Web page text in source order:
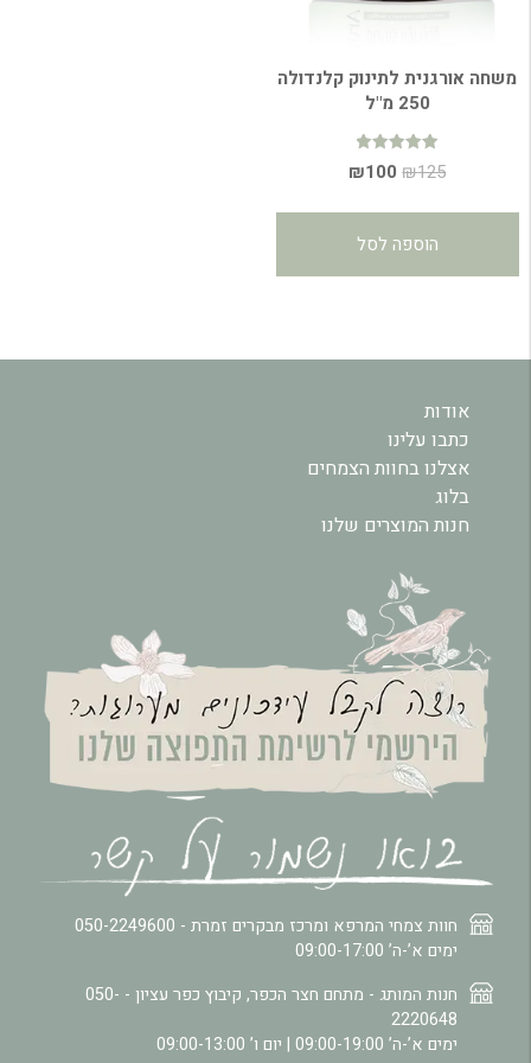
משחה אורגנית לתינוק קלנדולה
250 מ"ל
דורג
5.00₪125
המחיר
₪125.
₪100
המחיר
הוספה לסל
חוות צמחי המרפא ומרכז מבקרים זמרת - 050-2249600
ימים א’-ה’ 09:00-17:00
חנות המותג - מתחם חצר הכפר, קיבוץ כפר עציון - 050-
2220648
ימים א’-ה’ 09:00-19:00 | יום ו’ 09:00-13:00
אודות
כתבו עלינו
אצלנו בחוות הצמחים
בלוג
חנות המוצרים שלנו